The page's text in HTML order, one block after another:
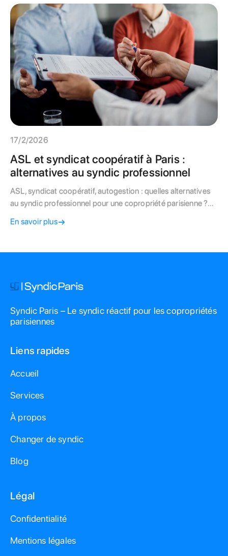
17/2/2026
ASL et syndicat coopératif à Paris :
alternatives au syndic professionnel
ASL, syndicat coopératif, autogestion : quelles alternatives
au syndic professionnel pour une copropriété parisienne ?
vraiment.
En savoir plus
Syndic Paris – Le syndic réactif pour les copropriétés
parisiennes
Liens rapides
Accueil
Services
À propos
Changer de syndic
Blog
Légal
Confidentialité
Mentions légales